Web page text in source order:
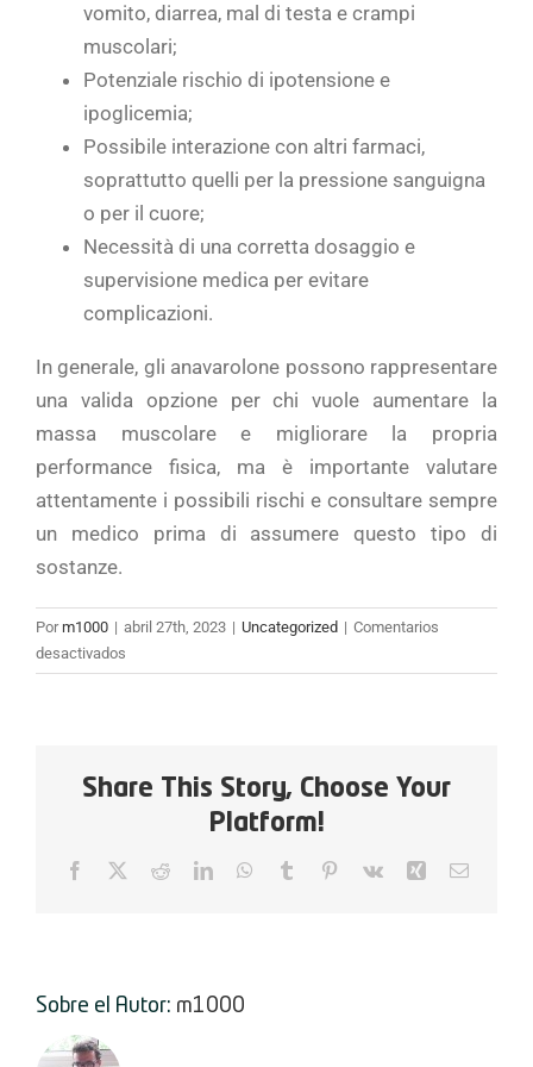
vomito, diarrea, mal di testa e crampi
muscolari;
Potenziale rischio di ipotensione e
ipoglicemia;
Possibile interazione con altri farmaci,
soprattutto quelli per la pressione sanguigna
o per il cuore;
Necessità di una corretta dosaggio e
supervisione medica per evitare
complicazioni.
In generale, gli anavarolone possono rappresentare
una valida opzione per chi vuole aumentare la
massa muscolare e migliorare la propria
performance fisica, ma è importante valutare
attentamente i possibili rischi e consultare sempre
un medico prima di assumere questo tipo di
sostanze.
Porm1000 | abril 27th, 2023 | Uncategorized | Comentarios
desactivados
Principali
dell’Anavarolone,
vasodilatatore
Share This Story, Choose Your
Platform!
Facebook RedditLinkedInWhatsApp
Tumblr Pinterest
Vk Xing Correo
Sobre el Autor: m1000